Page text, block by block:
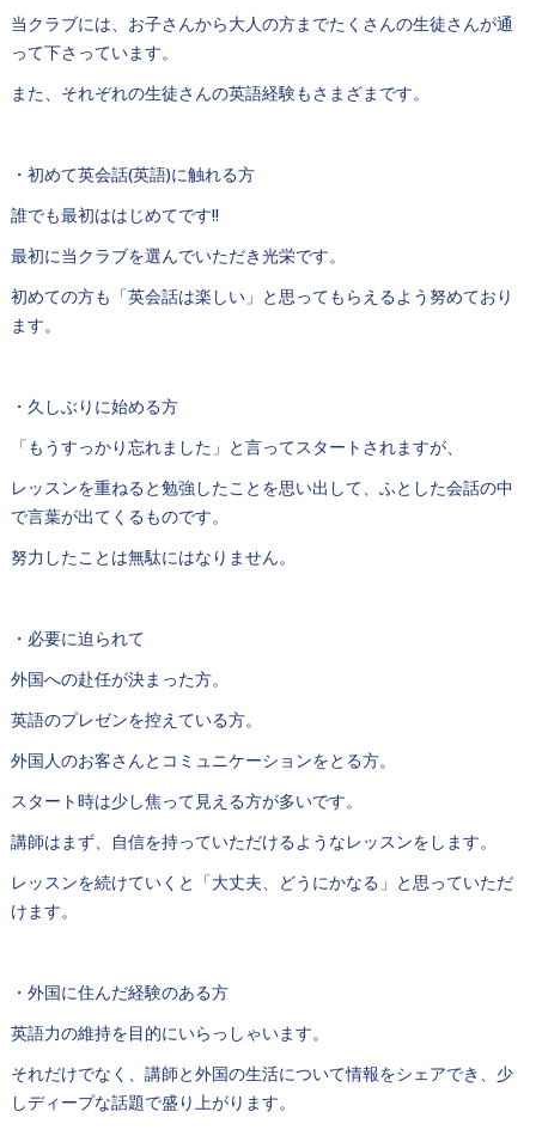
当クラブには、お子さんから大人の方までたくさんの生徒さんが通
って下さっています。
また、それぞれの生徒さんの英語経験もさまざまです。
・初めて英会話(英語)に触れる方
誰でも最初ははじめてです!!
最初に当クラブを選んでいただき光栄です。
初めての方も「英会話は楽しい」と思ってもらえるよう努めており
ます。
・久しぶりに始める方
「もうすっかり忘れました」と言ってスタートされますが、
レッスンを重ねると勉強したことを思い出して、ふとした会話の中
で言葉が出てくるものです。
努力したことは無駄にはなりません。
・必要に迫られて
外国への赴任が決まった方。
英語のプレゼンを控えている方。
外国人のお客さんとコミュニケーションをとる方。
スタート時は少し焦って見える方が多いです。
講師はまず、自信を持っていただけるようなレッスンをします。
レッスンを続けていくと「大丈夫、どうにかなる」と思っていただ
けます。
・外国に住んだ経験のある方
英語力の維持を目的にいらっしゃいます。
それだけでなく、講師と外国の生活について情報をシェアでき、少
しディープな話題で盛り上がります。